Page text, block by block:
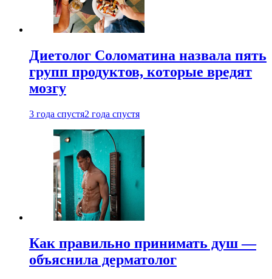
Диетолог Соломатина назвала пять
групп продуктов, которые вредят
мозгу
3 года спустя2 года спустя
Как правильно принимать душ —
объяснила дерматолог